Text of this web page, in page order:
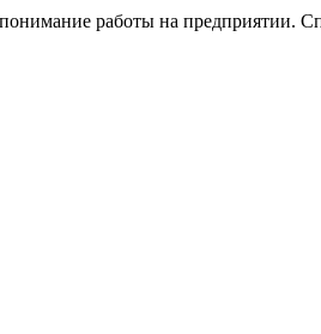
работы на предприятии.